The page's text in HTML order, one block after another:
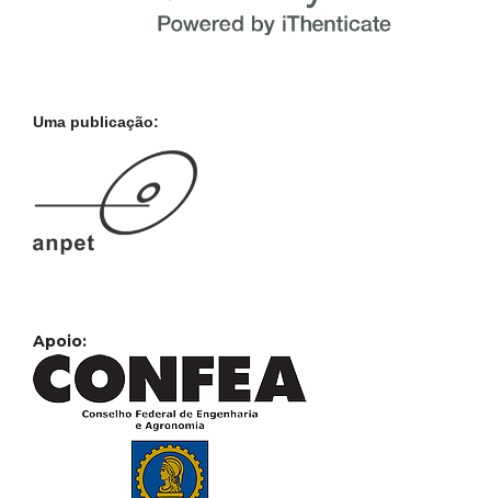
Uma publicação:
Apoio: